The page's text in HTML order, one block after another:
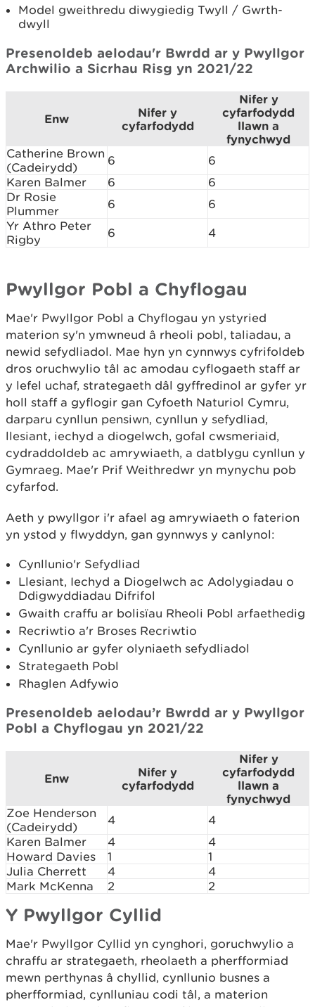
Model gweithredu diwygiedig Twyll / Gwrth-
dwyll
Presenoldeb aelodau'r Bwrdd ar y Pwyllgor
Archwilio a Sicrhau Risg yn 2021/22
Enw
Nifer y
cyfarfodydd
Nifer y
cyfarfodydd
llawn a
fynychwyd
Catherine Brown
(Cadeirydd)
6
6
Karen Balmer
6
6
Dr Rosie
Plummer
6
6
Yr Athro Peter
Rigby
6 4
Pwyllgor Pobl a Chyflogau
Mae'r Pwyllgor Pobl a Chyflogau yn ystyried
materion sy'n ymwneud â rheoli pobl, taliadau, a
newid sefydliadol. Mae hyn yn cynnwys cyfrifoldeb
dros oruchwylio tâl ac amodau cyflogaeth staff ar
y lefel uchaf, strategaeth dâl gyffredinol ar gyfer yr
holl staff a gyflogir gan Cyfoeth Naturiol Cymru,
darparu cynllun pensiwn, cynllun y sefydliad,
llesiant, iechyd a diogelwch, gofal cwsmeriaid,
cydraddoldeb ac amrywiaeth, a datblygu cynllun y
Gymraeg. Mae'r Prif Weithredwr yn mynychu pob
cyfarfod.
Aeth y pwyllgor i'r afael ag amrywiaeth o faterion
yn ystod y flwyddyn, gan gynnwys y canlynol:
Cynllunio'r Sefydliad
Llesiant, Iechyd a Diogelwch ac Adolygiadau o
Ddigwyddiadau Difrifol
Gwaith craffu ar bolisïau Rheoli Pobl arfaethedig
Recriwtio a'r Broses Recriwtio
Cynllunio ar gyfer olyniaeth sefydliadol
Strategaeth Pobl
Rhaglen Adfywio
Presenoldeb aelodau’r Bwrdd ar y Pwyllgor
Pobl a Chyflogau yn 2021/22
Enw
Nifer y
cyfarfodydd
Nifer y
cyfarfodydd
llawn a
fynychwyd
Zoe Henderson
(Cadeirydd)
4
4
Karen Balmer
4
4
Howard Davies
1
1
Julia Cherrett
4
4
Mark McKenna
2 2
Y Pwyllgor Cyllid
Mae'r Pwyllgor Cyllid yn cynghori, goruchwylio a
chraffu ar strategaeth, rheolaeth a pherfformiad
mewn perthynas â chyllid, cynllunio busnes a
pherfformiad, cynlluniau codi tâl, a materion